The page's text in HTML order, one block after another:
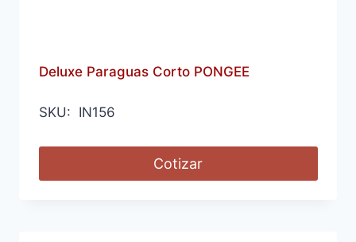
Deluxe Paraguas Corto PONGEE
SKU: IN156
Cotizar